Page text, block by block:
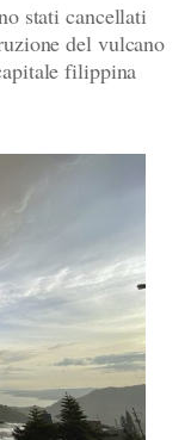
stati cancellati
del vulcano
filippina